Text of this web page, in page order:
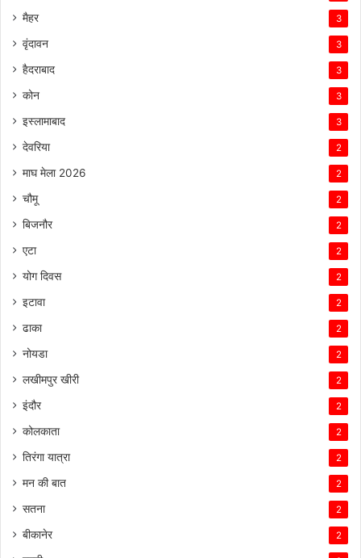
मैहर 3
वृंदावन 3
हैदराबाद 3
कोन 3
इस्लामाबाद 3
देवरिया 2
माघ मेला 2026 2
चौमू 2
बिजनौर 2
एटा 2
योग दिवस 2
इटावा 2
ढाका 2
नोयडा 2
लखीमपुर खीरी 2
इंदौर 2
कोलकाता 2
तिरंगा यात्रा 2
मन की बात 2
सतना 2
बीकानेर 2